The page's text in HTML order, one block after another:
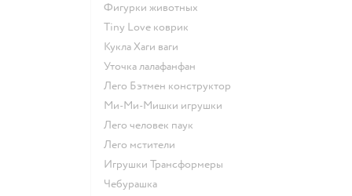
Фигурки животных
Tiny Love коврик
Кукла Хаги ваги
Уточка лалафанфан
Лего Бэтмен конструктор
Ми-Ми-Мишки игрушки
Лего человек паук
Лего мстители
Игрушки Трансформеры
Чебурашка